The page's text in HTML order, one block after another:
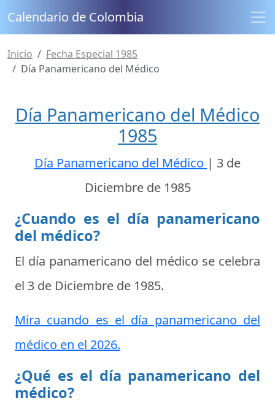
Calendario de Colombia
Inicio
Fecha Especial 1985
Día Panamericano del Médico
Día Panamericano del Médico
1985
Día Panamericano del Médico | 3 de
Diciembre de 1985
¿Cuando es el día panamericano
del médico?
El día panamericano del médico se celebra
el 3 de Diciembre de 1985.
Mira cuando es el día panamericano del
médico en el 2026.
¿Qué es el día panamericano del
médico?